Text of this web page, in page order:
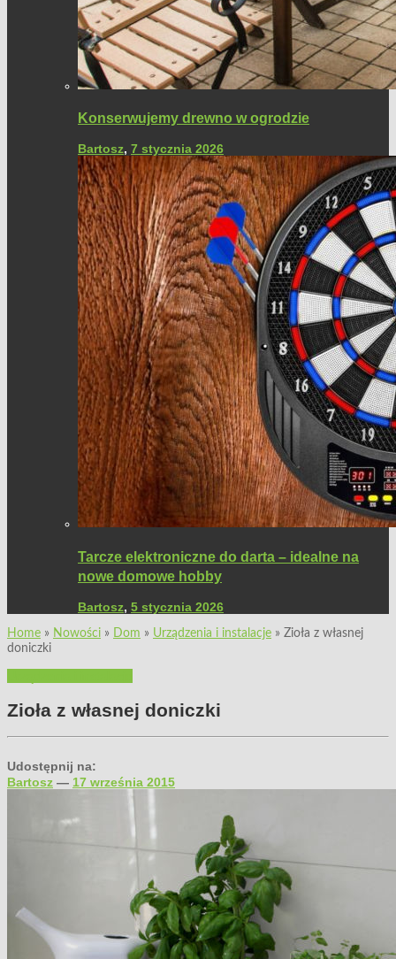
Konserwujemy drewno w ogrodzie
Bartosz, 7 stycznia 2026
Tarcze elektroniczne do darta – idealne na
nowe domowe hobby
Bartosz, 5 stycznia 2026
Home » Nowości » Dom » Urządzenia i instalacje » Zioła z własnej
doniczki
Zioła z własnej doniczki
Udostępnij na:
Bartosz — 17 września 2015